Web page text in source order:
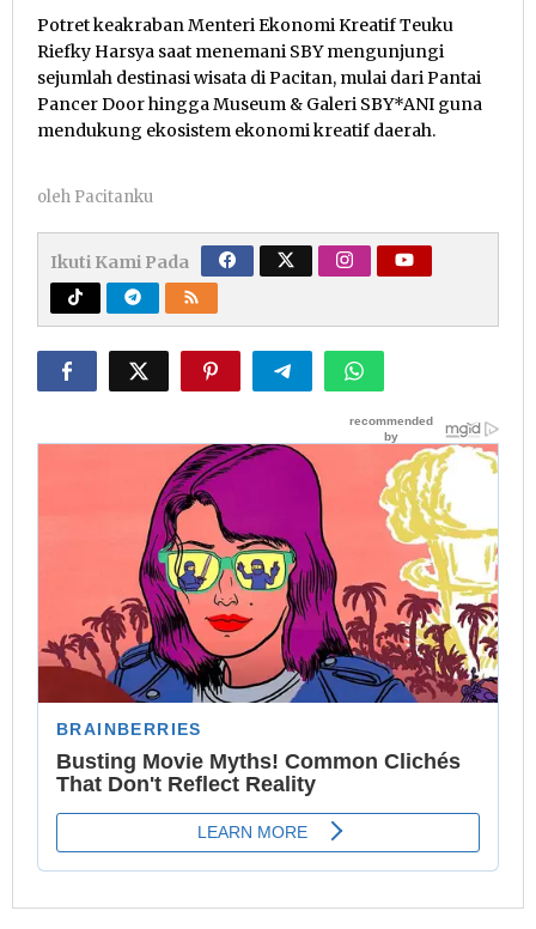
Potret keakraban Menteri Ekonomi Kreatif Teuku
Riefky Harsya saat menemani SBY mengunjungi
sejumlah destinasi wisata di Pacitan, mulai dari Pantai
Pancer Door hingga Museum & Galeri SBY*ANI guna
mendukung ekosistem ekonomi kreatif daerah.
oleh Pacitanku
Ikuti Kami Pada